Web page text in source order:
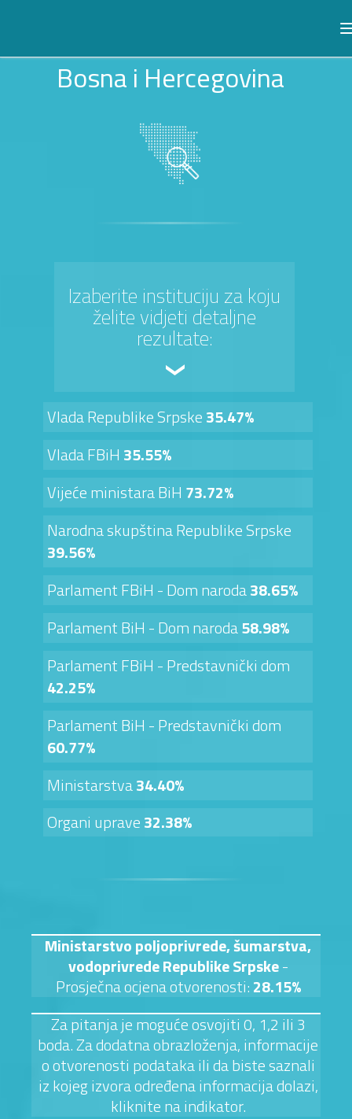
Bosna i Hercegovina
Izaberite instituciju za koju
želite vidjeti detaljne
rezultate:
Vlada Republike Srpske35.47%
Vlada FBiH 35.55%
Vijeće ministara BiH 73.72%
Narodna skupština Republike Srpske
39.56%
Parlament FBiH - Dom naroda38.65%
Parlament BiH - Dom naroda58.98%
Parlament FBiH - Predstavnički dom
42.25%
Parlament BiH - Predstavnički dom
60.77%
Ministarstva34.40%
Organi uprave32.38%
Ministarstvo poljoprivrede, šumarstva,
vodoprivrede Republike Srpske-
Prosječna ocjena otvorenosti:28.15%
Za pitanja je moguće osvojiti 0, 1,2 ili 3
boda. Za dodatna obrazloženja, informacije
o otvorenosti podataka ili da biste saznali
iz kojeg izvora određena informacija dolazi,
kliknite na indikator.